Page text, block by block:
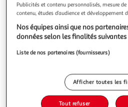
Livr. ou retrait dès 3/4 jours
A partir de 7,99€
Plus d'options
Vendu par Paris Prix
Publicités et contenu personnalisés, mesure
contenu, études d’audience et développement
Nos équipes ainsi que nos
données selon les finalités suivantes
Liste de nos partenaires (fournisseurs)
Afficher toutes les
Tout refuser